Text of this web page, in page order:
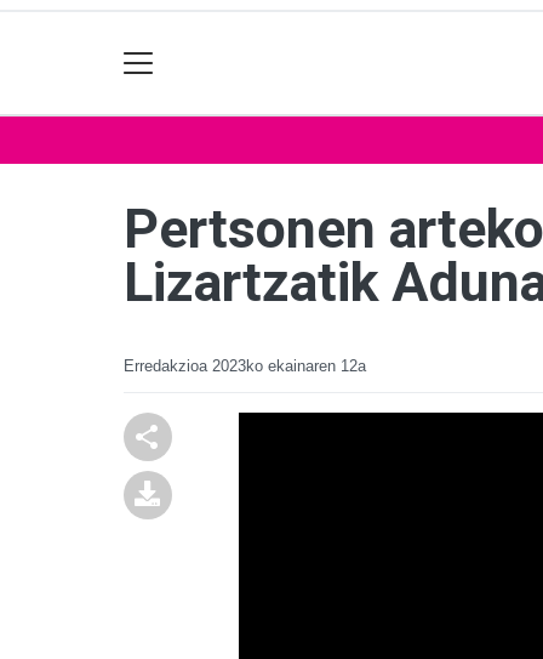
Pertsonen
Lizartzatik
Erredakzioa 2023ko ekainaren 12a